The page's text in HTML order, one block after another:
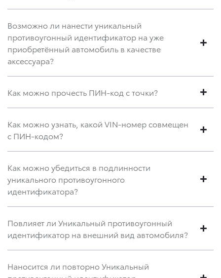
Возможно ли нанести уникальный
противоугонный идентификатор на уже
приобретённый автомобиль в качестве
аксессуара?
Как можно прочесть ПИН-код с точки?
Как можно узнать, какой VIN-номер совмещен
с ПИН-кодом?
Как можно убедиться в подлинности
уникального противоугонного
идентификатора?
Повлияет ли Уникальный противоугонный
идентификатор на внешний вид автомобиля?
Наносится ли повторно Уникальный